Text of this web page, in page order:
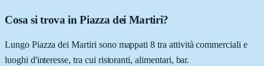
Cosa si trova in Piazza dei Martiri?
Lungo Piazza dei Martiri sono mappati 8 tra attività commerciali e
luoghi d'interesse, tra cui ristoranti, alimentari, bar.